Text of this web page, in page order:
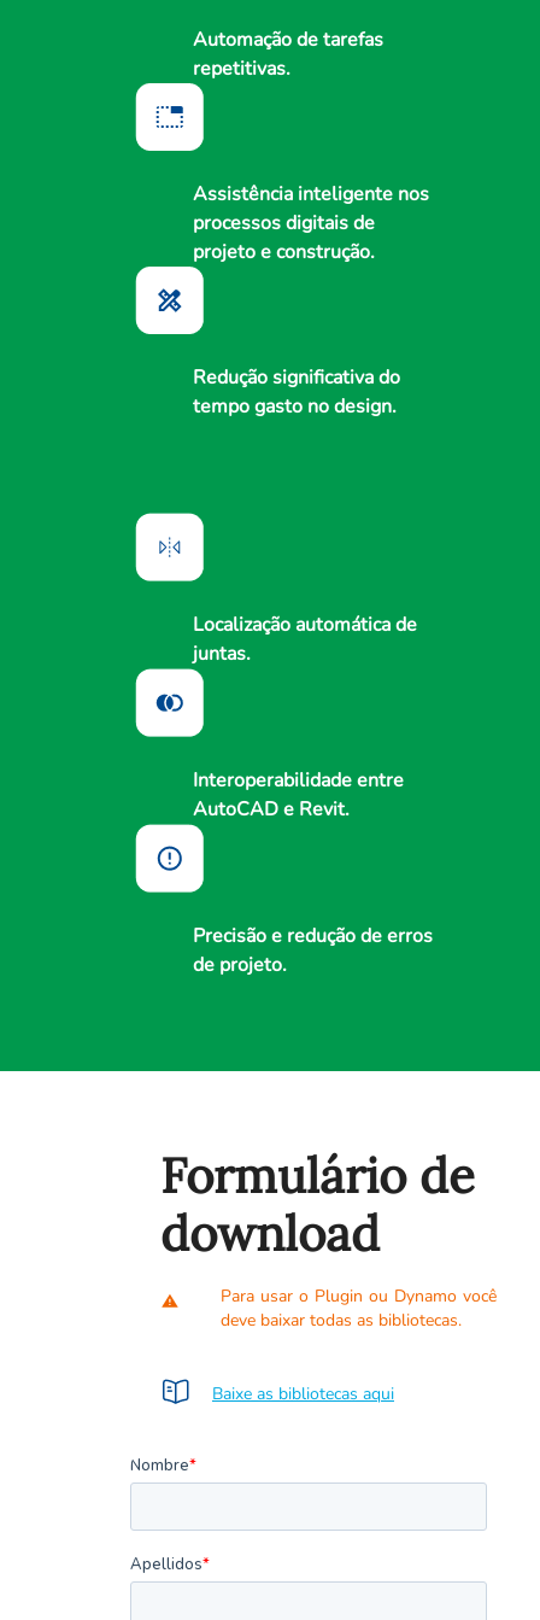
Automação de tarefas
repetitivas.
Assistência inteligente nos
processos digitais de
projeto e construção.
Redução significativa do
tempo gasto no design.
Localização automática de
juntas.
Interoperabilidade entre
AutoCAD e Revit.
Precisão e redução de erros
de projeto.
Formulário de
download
Para usar o Plugin ou Dynamo você
deve baixar todas as bibliotecas.
Baixe as bibliotecas aqui